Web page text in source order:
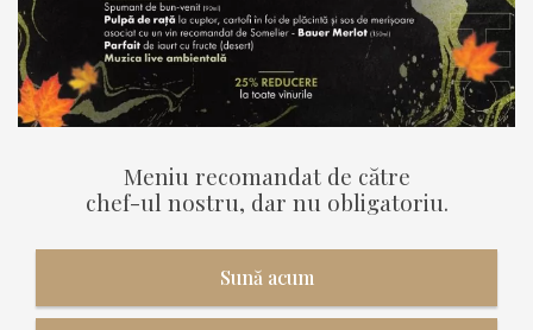
Meniu recomandat de către
chef-ul nostru, dar nu obligatoriu.
Sună acum